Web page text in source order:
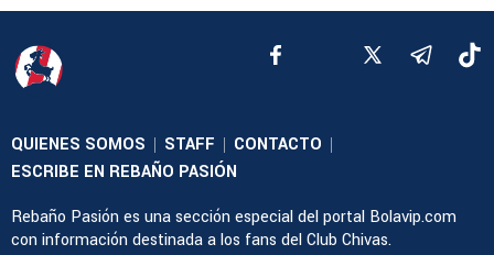
QUIENES SOMOS | STAFF | CONTACTO |
ESCRIBE EN REBAÑO PASIÓN
Rebaño Pasión es una sección especial del portal Bolavip.com
con información destinada a los fans del Club Chivas.